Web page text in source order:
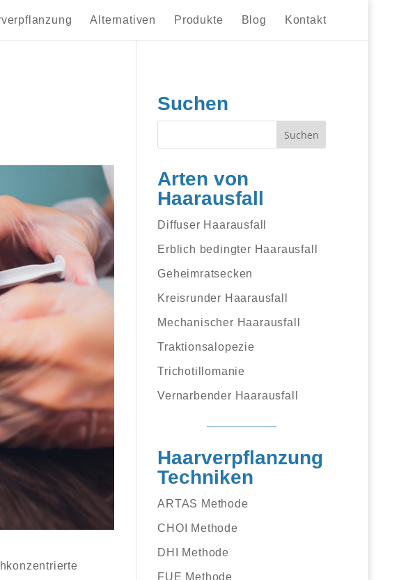
Alternativen Produkte Blog Kontakt
Suchen
Arten von
Haarausfall
Diffuser Haarausfall
Erblich bedingter Haarausfall
Geheimratsecken
Kreisrunder Haarausfall
Mechanischer Haarausfall
Traktionsalopezie
Trichotillomanie
Vernarbender Haarausfall
Haarverpflanzung
Techniken
ARTAS Methode
CHOI Methode
DHI Methode
FUE Methode